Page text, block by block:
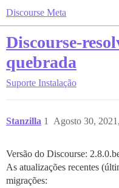
Discourse Meta
Discourse-
quebrada
Suporte Instalação
Stanzilla Agosto 30,
1
Versão do Discourse:
As atualizações recentes
migrações: